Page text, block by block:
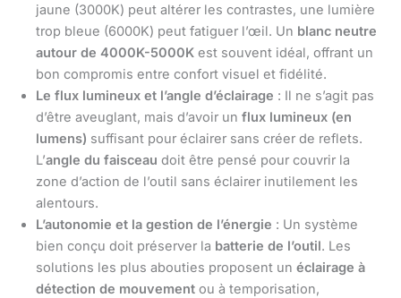
jaune (3000K) peut altérer les contrastes, une lumière
trop bleue (6000K) peut fatiguer l’œil. Un blanc neutre
autour de 4000K-5000K est souvent idéal, offrant un
bon compromis entre confort visuel et fidélité.
Le flux lumineux et l’angle d’éclairage : Il ne s’agit pas
d’être aveuglant, mais d’avoir un flux lumineux (en
lumens) suffisant pour éclairer sans créer de reflets.
L’angle du faisceau doit être pensé pour couvrir la
zone d’action de l’outil sans éclairer inutilement les
alentours.
L’autonomie et la gestion de l’énergie : Un système
bien conçu doit préserver la batterie de l’outil. Les
solutions les plus abouties proposent un éclairage à
détection de mouvement ou à temporisation,